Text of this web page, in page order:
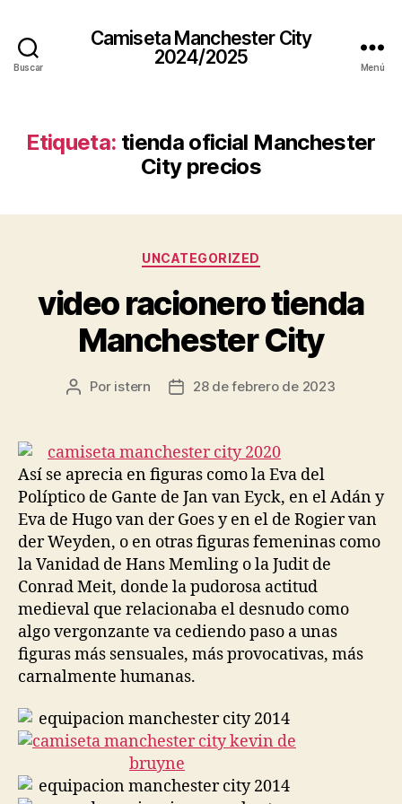
Buscar
Camiseta Manchester City
2024/2025
Menú
Etiqueta: tienda oficial Manchester
City precios
Categorías
UNCATEGORIZED
video racionero tienda
Manchester City
Autor
entrada
Por istern
Fecha
entrada
28 de febrero de 2023
Así se aprecia en figuras como la Eva del
Políptico de Gante de Jan van Eyck, en el Adán y
Eva de Hugo van der Goes y en el de Rogier van
der Weyden, o en otras figuras femeninas como
la Vanidad de Hans Memling o la Judit de
Conrad Meit, donde la pudorosa actitud
medieval que relacionaba el desnudo como
algo vergonzante va cediendo paso a unas
figuras más sensuales, más provocativas, más
carnalmente humanas.